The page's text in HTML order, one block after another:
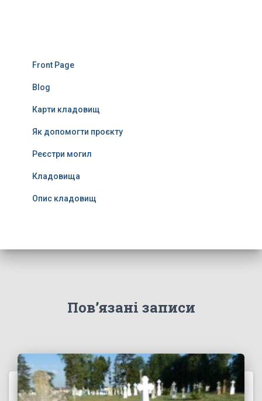
Front Page
Blog
Карти кладовищ
Як допомогти проєкту
Реєстри могил
Кладовища
Опис кладовищ
Пов’язані записи